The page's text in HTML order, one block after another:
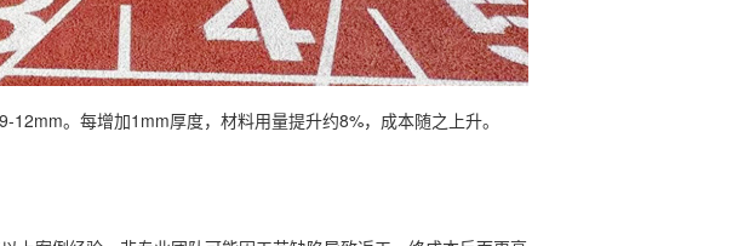
。每增加1mm厚度，材料用量提升约8%，成本随之上升。